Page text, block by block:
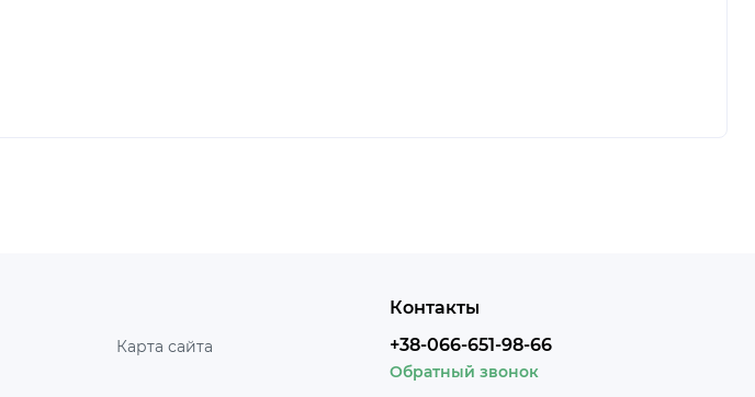
Карта сайта
Контакты
+38-066-651-98-66
Обратный звонок